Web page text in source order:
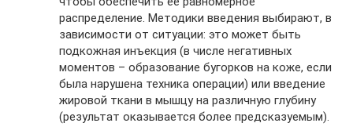
распределение. Методики введения выбирают, в
зависимости от ситуации: это может быть
подкожная инъекция (в числе негативных
моментов – образование бугорков на коже, если
была нарушена техника операции) или введение
жировой ткани в мышцу на различную глубину
(результат оказывается более предсказуемым).